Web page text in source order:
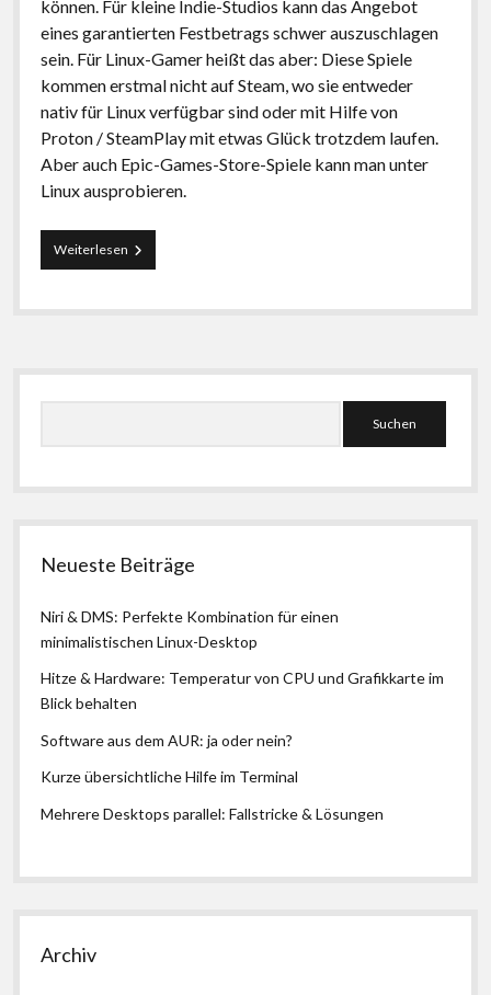
können. Für kleine Indie-Studios kann das Angebot
eines garantierten Festbetrags schwer auszuschlagen
sein. Für Linux-Gamer heißt das aber: Diese Spiele
kommen erstmal nicht auf Steam, wo sie entweder
nativ für Linux verfügbar sind oder mit Hilfe von
Proton / SteamPlay mit etwas Glück trotzdem laufen.
Aber auch Epic-Games-Store-Spiele kann man unter
Linux ausprobieren.
WeiterlesenEpic
Games
unter
Seitenleiste
Neueste Beiträge
Niri & DMS: Perfekte Kombination für einen
minimalistischen Linux-Desktop
Hitze & Hardware: Temperatur von CPU und Grafikkarte im
Blick behalten
Software aus dem AUR: ja oder nein?
Kurze übersichtliche Hilfe im Terminal
Mehrere Desktops parallel: Fallstricke & Lösungen
Archiv